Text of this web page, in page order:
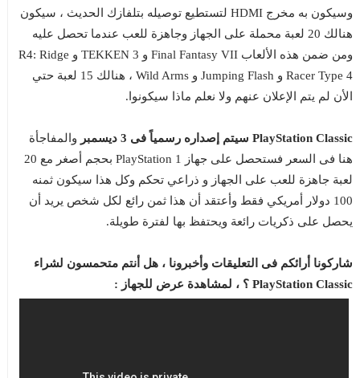
وسيكون به مخرج HDMI لتستطيع توصيله بتلفازك الحديث ، سيكون
هنالك 20 لعبة محملة على الجهاز وجاهزة للعب عندما تحصل عليه
ومن ضمن هذه الألعاب Final Fantasy VII و TEKKEN 3 و R4: Ridge
Racer Type 4 و Jumping Flash و Wild Arms ، هنالك 15 لعبة حتي
الأن لم يتم الإعلان عنهم ولا نعلم ماذا سيكونوا.
PlayStation Classic سيتم إصداره رسمياً فى 3 ديسمبر
والمفاجأة
هنا فى السعر فستحصل على جهاز PlayStation 1 بحجم أصغر مع 20
لعبة جاهزة للعب على الجهاز و ذراعي تحكم وكل هذا سيكون ثمنه
100 دولار أمريكي فقط وأعتقد أن هذا ثمن رائع لكل شخص يريد أن
يحصل على ذكريات رائعة ويحتفظ بها لفترة طويلة.
شاركونا أرائكم فى التعليقات وأخبرونا ، هل أنتم متحمسون لشراء
PlayStation Classic ؟ ، لمشاهدة عرض للجهاز :